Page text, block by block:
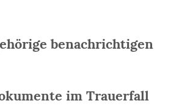
benachrichtigen
im Trauerfall